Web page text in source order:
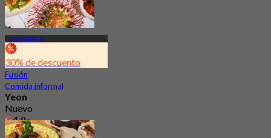
Phra Khanong
30% de descuento
Fusión
Comida informal
Yeon
Nuevo
4.9
Desde฿ 733